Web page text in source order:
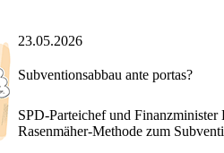
23.05.2026
Subventionsabbau ante portas?
SPD-Parteichef und
Rasenmäher-Methode zum